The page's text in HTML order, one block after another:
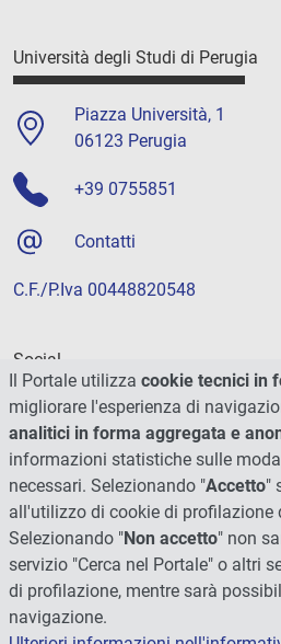
Università degli Studi di Perugia
Piazza Università, 1
06123 Perugia
+39 0755851
Contatti
C.F./P.Iva 00448820548
Social
Il Portale utilizza cookie tecnici in
migliorare l'esperienza di
analitici in forma aggregata e
informazioni statistiche sulle
necessari. Selezionando "Accetto"
all'utilizzo di cookie di profilazione
Selezionando "Non accetto" non
servizio "Cerca nel Portale" o altri
di profilazione, mentre sarà
navigazione.